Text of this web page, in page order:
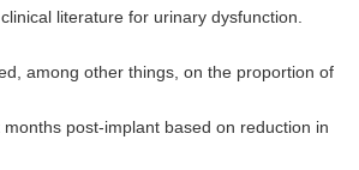
literature for urinary dysfunction.
among other things, on the proportion of
post-implant based on reduction in